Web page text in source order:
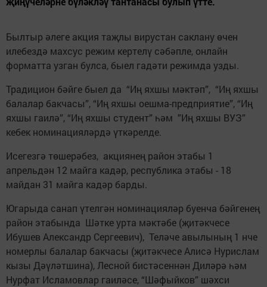
Былтыр әлеге акция таҗлы вирустан саклану өчен
илебездә махсус режим кертелү сәбәпле, онлайн
форматта узган булса, быел гадәти режимда узды.
Традицион бәйге быел да “Иң яхшы мәктәп”, “Иң яхшы
балалар бакчасы”, “Иң яхшы оешма-предприятие”, “Иң
яхшы гаилә”, “Иң яхшы студент” һәм ”Иң яхшы ВУЗ”
кебек номинацияләрдә үткәрелде.
Исегезгә төшерәбез, акциянең район этабы 1
апрельдән 12 майга кадәр, республика этабы - 18
майдан 31 майга кадәр барды.
Югарыда санап үтелгән номинацияләр буенча бәйгенең
район этабында Шәтке урта мәктәбе (җитәкчесе
Ибушев Александр Сергеевич), Теләче авылының 1 нче
номерлы балалар бакчасы (җитәкчесе Алисә Нурислам
кызы Дәүләтшина), Лесной бистәсеннән Диләрә һәм
Нурфат Исламовлар гаиләсе, “Шәфыйков” шәхси